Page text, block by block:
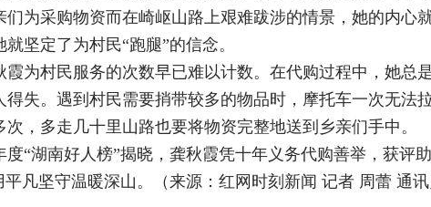
好人榜”揭晓，龚秋霞凭十年义务代购善举，获评助人为乐
坚守温暖深山。（来源：红网时刻新闻 记者 周蕾 通讯员 胡璐文
博物院就是一所大学校